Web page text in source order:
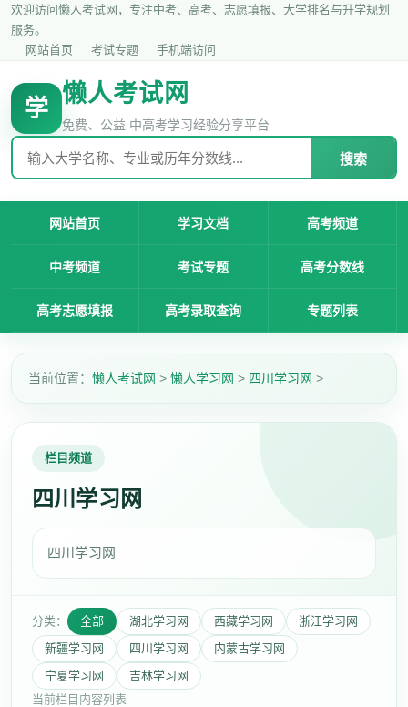
欢迎访问懒人考试网，专注中考、高考、志愿填报、大学排名与升学规划
服务。
网站首页
考试专题 手机端访问
学
懒人考试网
免费、公益 中高考学习经验分享平台
搜索
网站首页 学习文档 高考频道
中考频道 考试专题 高考分数线
高考志愿填报 高考录取查询 专题列表
当前位置： 懒人考试网 > 懒人学习网 > 四川学习网 >
栏目频道
四川学习网
四川学习网
分类： 全部 湖北学习网 西藏学习网
浙江学习网
新疆学习网
四川学习网
内蒙古学习网
宁夏学习网
吉林学习网
当前栏目内容列表